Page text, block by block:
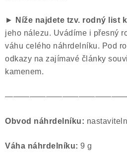
► Níže najdete tzv. rodný list
jeho nálezu. Uvádíme i přesný
váhu celého náhrdelníku. Pod
odkazy na zajímavé články
kamenem.
Obvod náhrdelníku:
Váha náhrdelníku: 9 g